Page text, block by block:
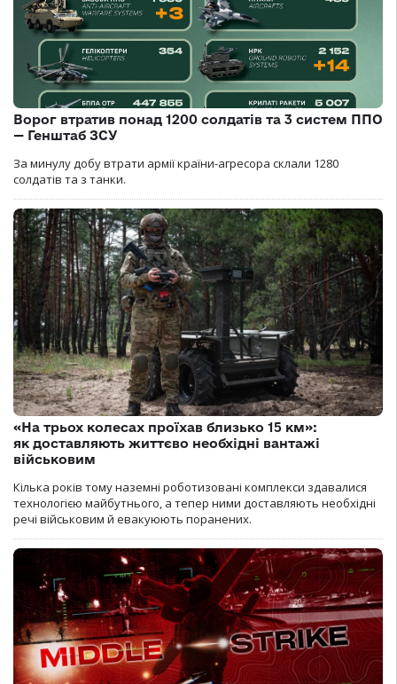
Ворог втратив понад 1200 солдатів та 3 систем ППО
— Генштаб ЗСУ
За минулу добу втрати армії країни-агресора склали 1280
солдатів та з танки.
«На трьох колесах проїхав близько 15 км»:
як доставляють життєво необхідні вантажі
військовим
Кілька років тому наземні роботизовані комплекси здавалися
технологією майбутнього, а тепер ними доставляють необхідні
речі військовим й евакуюють поранених.